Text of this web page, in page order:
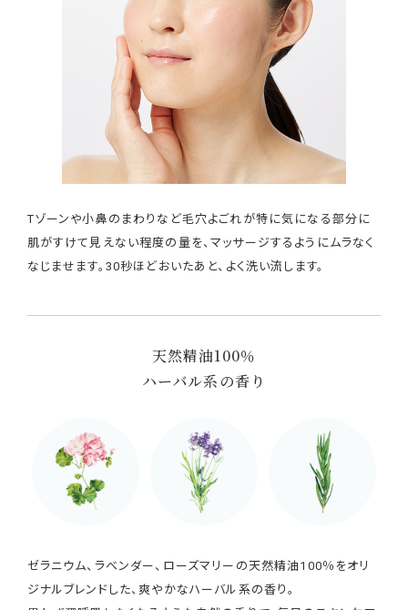
Tゾーンや小鼻のまわりなど毛穴よごれが特に気になる部分に
肌がすけて見えない程度の量を、マッサージするようにムラなく
なじませます。30秒ほどおいたあと、よく洗い流します。
天然精油100％
ハーバル系の香り
ゼラニウム、ラベンダー、ローズマリーの天然精油100％をオリ
ジナルブレンドした、爽やかなハーバル系の香り。